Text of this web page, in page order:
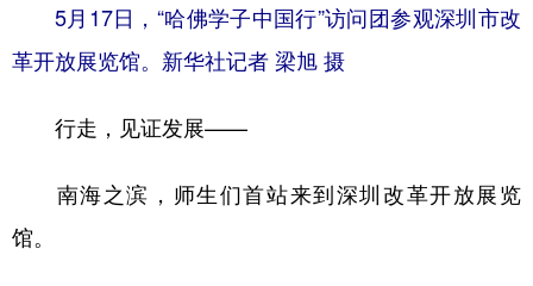
陕西 甘肃 青海 宁夏
新疆 内蒙古 黑龙江
English Español Français عربى
5月17日，“哈佛学子中国行”访问团参观深圳市改
革开放展览馆。新华社记者 梁旭 摄
行走，见证发展——
南海之滨，师生们首站来到深圳改革开放展览
馆。